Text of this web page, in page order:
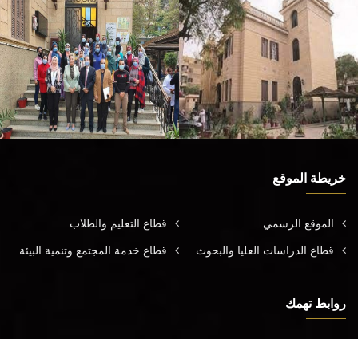
خريطة الموقع
الموقع الرسمي قطاع التعليم والطلاب
قطاع الدراسات العليا والبحوث قطاع خدمة المجتمع وتنمية البيئة
روابط تهمك